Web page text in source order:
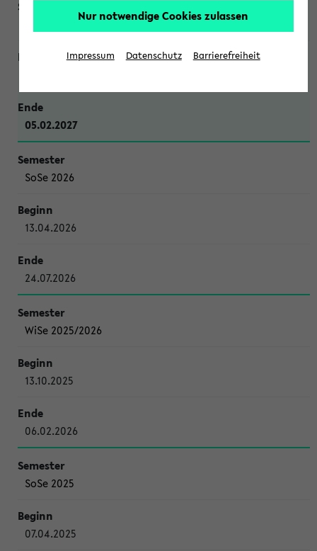
WiSe 2026/2027
05.02.2027
SoSe 2026
13.04.2026
24.07.2026
WiSe 2025/2026
13.10.2025
06.02.2026
SoSe 2025
07.04.2025
Nur notwendige Cookies zulassen
Impressum Datenschutz Barrierefreiheit